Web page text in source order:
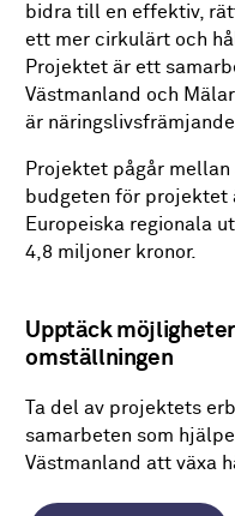
bidra till en effektiv,
ett mer cirkulärt och
Projektet är ett
Västmanland och
är
Projektet pågår mellan
budgeten för projektet
Europeiska regionala
4,8 miljoner kronor.
Upptäck
omställningen
Ta del av projektets
samarbeten som
Västmanland att växa